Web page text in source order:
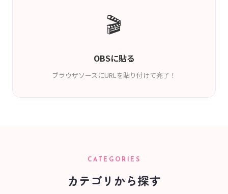
🎬
OBSに貼る
ブラウザソースにURLを貼り付けて完了！
CATEGORIES
カテゴリから探す